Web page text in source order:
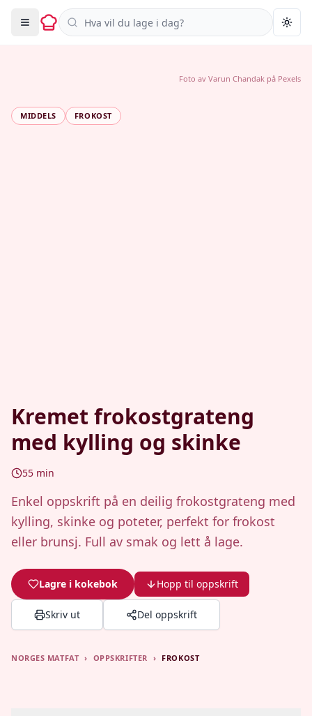
Søk i oppskrifter
MIDDELS FROKOST
Kremet frokostgrateng
med kylling og skinke
55 min
Enkel oppskrift på en deilig frokostgrateng med
kylling, skinke og poteter, perfekt for frokost
eller brunsj. Full av smak og lett å lage.
Lagre i kokebok Hopp til oppskrift
Skriv ut Del oppskrift
Foto av Varun Chandak på Pexels
NORGES MATFAT › OPPSKRIFTER › FROKOST